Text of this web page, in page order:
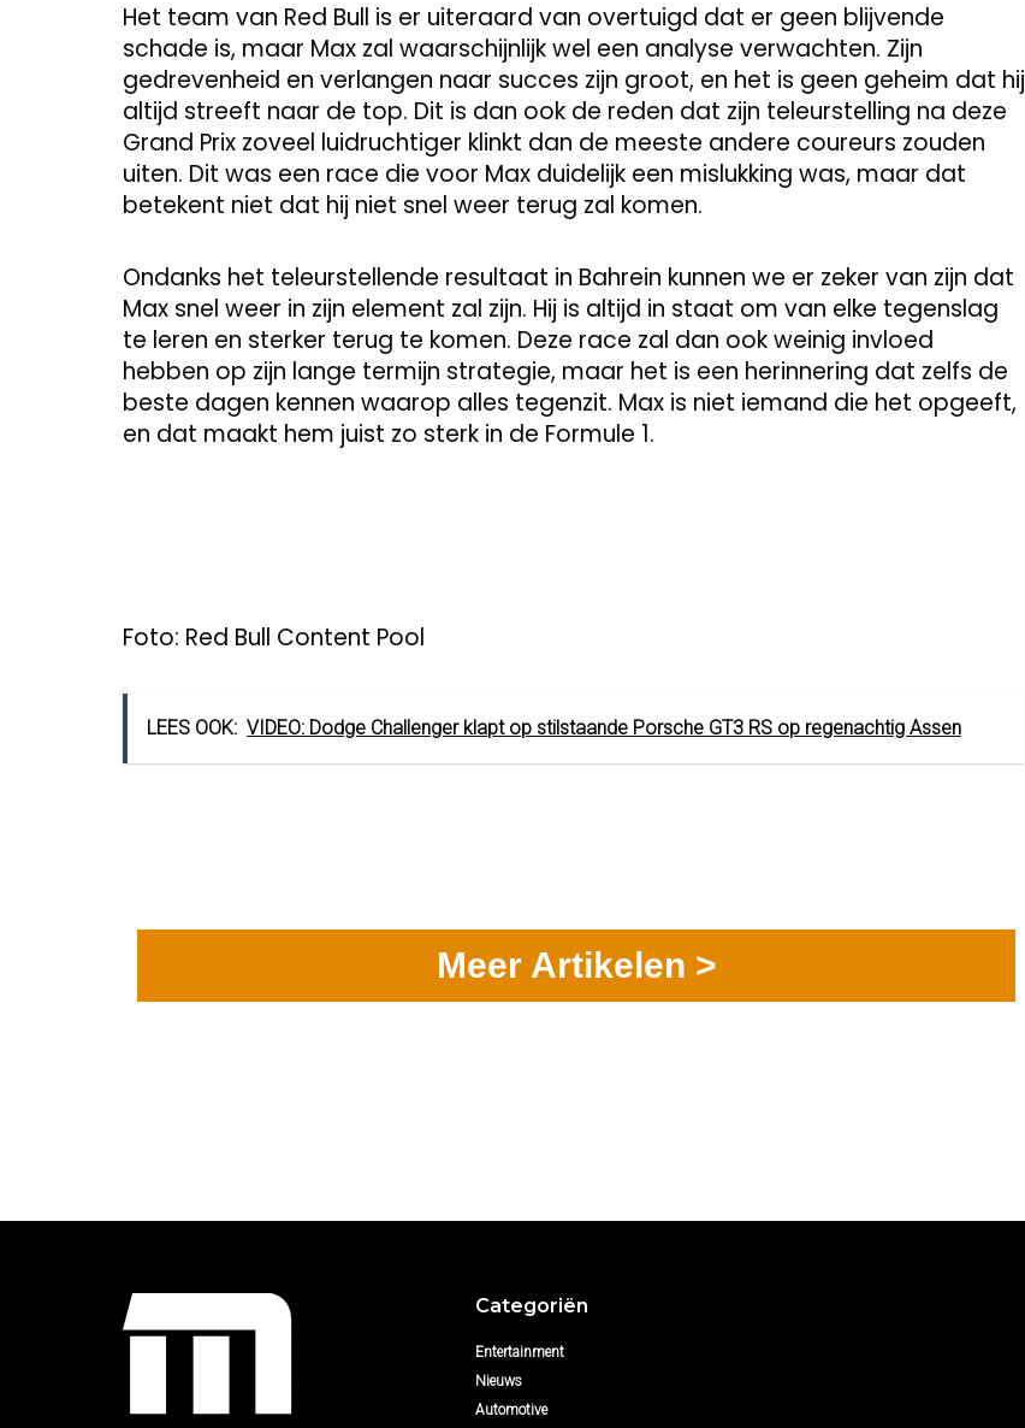
Het team van Red Bull is er uiteraard van overtuigd dat er geen blijvende
schade is, maar Max zal waarschijnlijk wel een analyse verwachten. Zijn
gedrevenheid en verlangen naar succes zijn groot, en het is geen geheim dat hij
altijd streeft naar de top. Dit is dan ook de reden dat zijn teleurstelling na deze
Grand Prix zoveel luidruchtiger klinkt dan de meeste andere coureurs zouden
uiten. Dit was een race die voor Max duidelijk een mislukking was, maar dat
betekent niet dat hij niet snel weer terug zal komen.
Ondanks het teleurstellende resultaat in Bahrein kunnen we er zeker van zijn dat
Max snel weer in zijn element zal zijn. Hij is altijd in staat om van elke tegenslag
te leren en sterker terug te komen. Deze race zal dan ook weinig invloed
hebben op zijn lange termijn strategie, maar het is een herinnering dat zelfs de
beste dagen kennen waarop alles tegenzit. Max is niet iemand die het opgeeft,
en dat maakt hem juist zo sterk in de Formule 1.
Foto: Red Bull Content Pool
LEES OOK: VIDEO: Dodge Challenger klapt op stilstaande Porsche GT3 RS op regenachtig Assen
Meer Artikelen >
Categoriën
Entertainment
Nieuws
Automotive